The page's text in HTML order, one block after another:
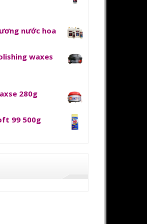
nước hoa
waxes
280g
99 500g